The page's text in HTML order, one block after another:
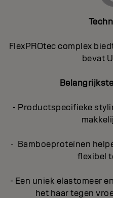
FlexPROtec complex
bevat
- Productspecifieke
- Bamboeproteïnen
flexibel
- Een uniek elastomeer
het haar tegen